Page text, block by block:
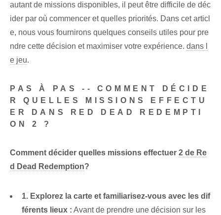
autant de missions disponibles, il peut être difficile de déc
ider par où commencer et quelles priorités. Dans cet articl
e, nous vous fournirons quelques conseils utiles pour pre
ndre cette décision et maximiser votre expérience. dans l
e jeu.
PAS À PAS -- COMMENT DÉCIDE
R QUELLES MISSIONS EFFECTU
ER DANS RED DEAD REDEMPTI
ON 2 ?
Comment décider quelles missions effectuer 2 de Re
d Dead Redemption?
1. Explorez la carte et familiarisez-vous avec les dif
férents lieux : Avant de prendre une décision sur les